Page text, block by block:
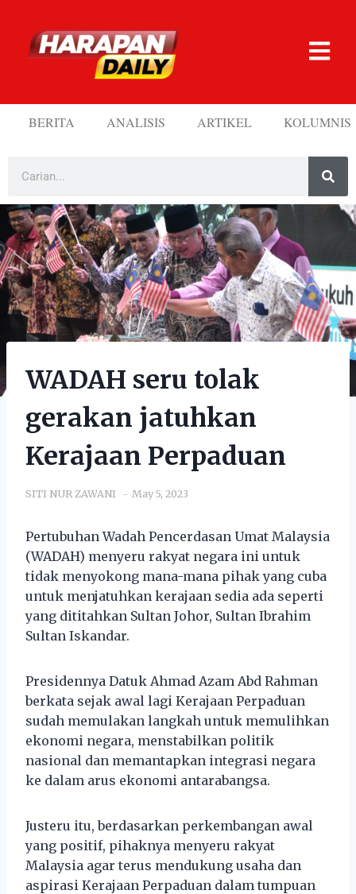
BERITA ANALISIS ARTIKEL KOLUMNIS
WADAH seru tolak
gerakan jatuhkan
Kerajaan Perpaduan
SITI NUR ZAWANI May 5, 2023
Pertubuhan Wadah Pencerdasan Umat Malaysia
(WADAH) menyeru rakyat negara ini untuk
tidak menyokong mana-mana pihak yang cuba
untuk menjatuhkan kerajaan sedia ada seperti
yang dititahkan Sultan Johor, Sultan Ibrahim
Sultan Iskandar.
Presidennya Datuk Ahmad Azam Abd Rahman
berkata sejak awal lagi Kerajaan Perpaduan
sudah memulakan langkah untuk memulihkan
ekonomi negara, menstabilkan politik
nasional dan memantapkan integrasi negara
ke dalam arus ekonomi antarabangsa.
Justeru itu, berdasarkan perkembangan awal
yang positif, pihaknya menyeru rakyat
Malaysia agar terus mendukung usaha dan
aspirasi Kerajaan Perpaduan dalam tumpuan